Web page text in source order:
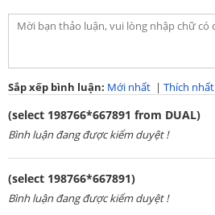
Sắp xếp bình luận: Mới nhất | Thích nhất
(select 198766*667891 from DUAL)
Bình luận đang được kiểm duyệt !
(select 198766*667891)
Bình luận đang được kiểm duyệt !